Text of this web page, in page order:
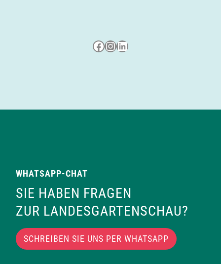
Besuche uns auf Facebook
Besuche uns auf Instagram
LinkedIn
WHATSAPP-CHAT
SIE HABEN FRAGEN
ZUR LANDESGARTENSCHAU?
SCHREIBEN SIE UNS PER WHATSAPP